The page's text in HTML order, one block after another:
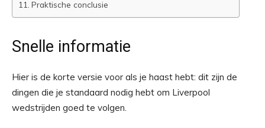
Praktische conclusie
Snelle informatie
Hier is de korte versie voor als je haast hebt: dit zijn de
dingen die je standaard nodig hebt om Liverpool
wedstrijden goed te volgen.